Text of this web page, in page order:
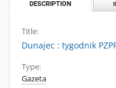
DESCRIPTION
Title:
Dunajec : tygodnik
Type:
Gazeta